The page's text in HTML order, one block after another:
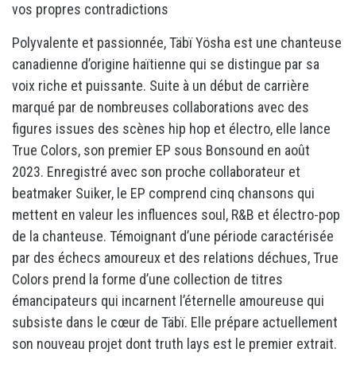
vos propres contradictions
Polyvalente et passionnée, Täbï Yösha est une chanteuse
canadienne d’origine haïtienne qui se distingue par sa
voix riche et puissante. Suite à un début de carrière
marqué par de nombreuses collaborations avec des
figures issues des scènes hip hop et électro, elle lance
True Colors, son premier EP sous Bonsound en août
2023. Enregistré avec son proche collaborateur et
beatmaker Suiker, le EP comprend cinq chansons qui
mettent en valeur les influences soul, R&B et électro-pop
de la chanteuse. Témoignant d’une période caractérisée
par des échecs amoureux et des relations déchues, True
Colors prend la forme d’une collection de titres
émancipateurs qui incarnent l’éternelle amoureuse qui
subsiste dans le cœur de Täbï. Elle prépare actuellement
son nouveau projet dont truth lays est le premier extrait.